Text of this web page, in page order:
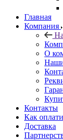
Главная
Компания
О
Контакты
Как
Доставка